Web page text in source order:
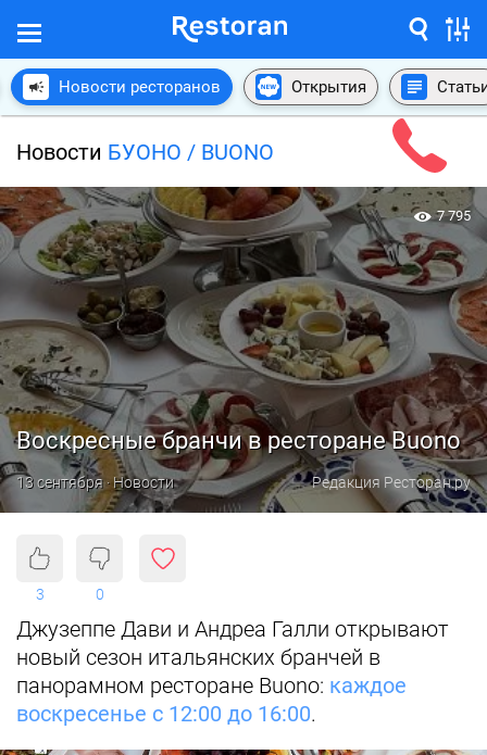
Новости ресторанов Открытия
Новости БУОНО / BUONO
Воскресные бранчи в ресторане Buono
13 сентября · Новости Редакция Ресторан.ру
7 795
3 0
Джузеппе Дави и Андреа Галли открывают
новый сезон итальянских бранчей в
панорамном ресторане Buono: каждое
воскресенье с 12:00 до 16:00.